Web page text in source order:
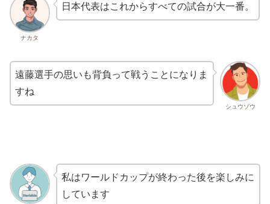
ナカタ
日本代表はこれからすべての試合が大一番。
シュウゾウ
遠藤選手の思いも背負って戦うことになりま
すね
私はワールドカップが終わった後を楽しみに
しています